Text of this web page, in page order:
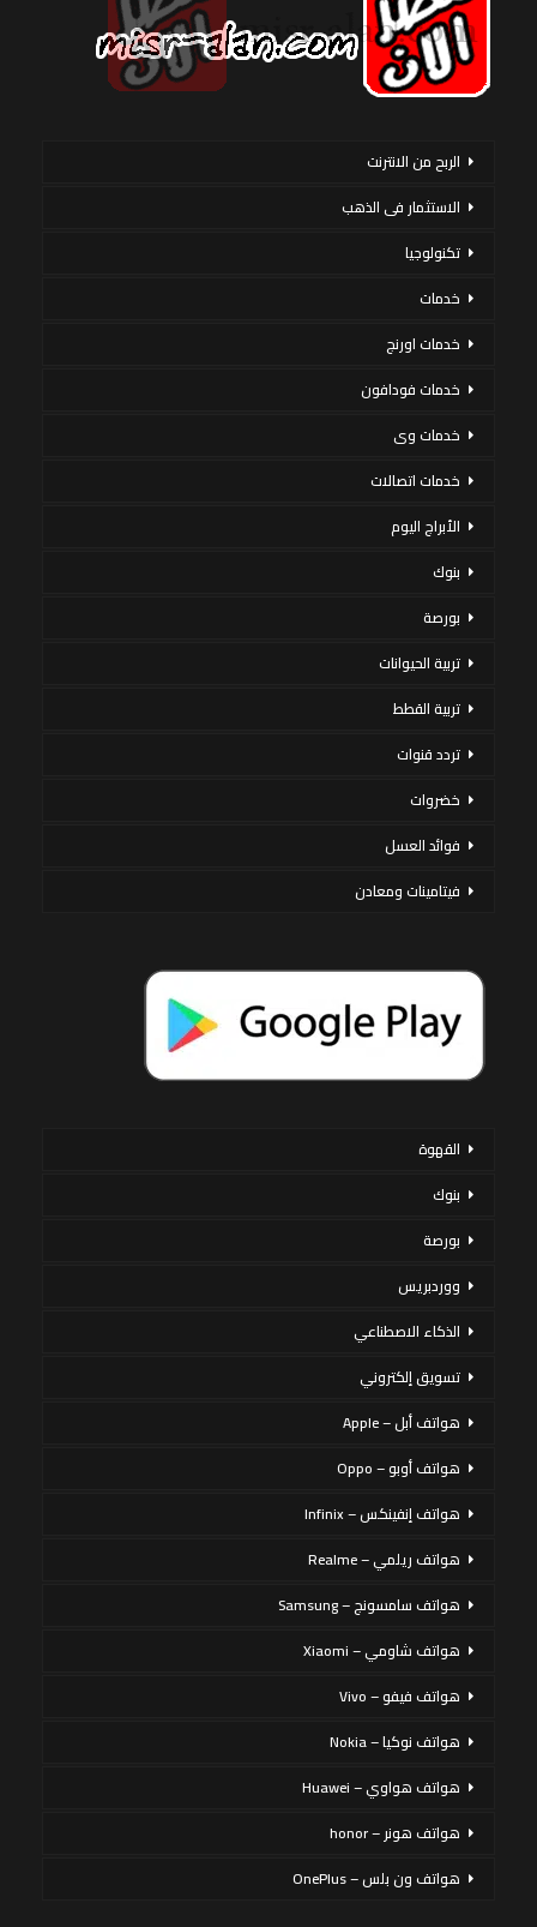
الربح من الانترنت
الاستثمار فى الذهب
تكنولوجيا
خدمات
خدمات اورنج
خدمات فودافون
خدمات وى
خدمات اتصالات
الأبراج اليوم
بنوك
بورصة
تربية الحيوانات
تربية القطط
تردد قنوات
خضروات
فوائد العسل
فيتامينات ومعادن
القهوة
بنوك
بورصة
ووردبريس
الذكاء الاصطناعي
تسويق إلكتروني
هواتف أبل – Apple
هواتف أوبو – Oppo
هواتف إنفينكس – Infinix
هواتف ريلمي – Realme
هواتف سامسونج – Samsung
هواتف شاومي – Xiaomi
هواتف فيفو – Vivo
هواتف نوكيا – Nokia
هواتف هواوي – Huawei
هواتف هونر – honor
هواتف ون بلس – OnePlus